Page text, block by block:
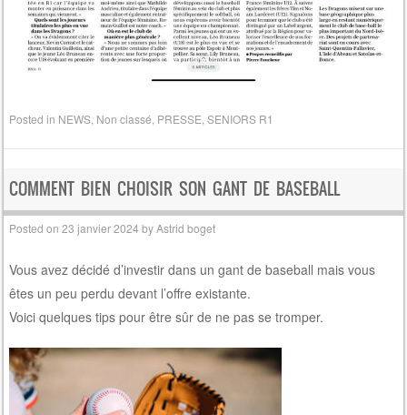
Posted in NEWS Non classé PRESSE ,SENIORS R1
COMMENT BIEN CHOISIR SON GANT DE BASEBALL
Posted on23 janvier 2024 byAstrid boget
Vous avez décidé d’investir dans un gant de baseball mais vous
êtes un peu perdu devant l’offre existante.
Voici quelques tips pour être sûr de ne pas se tromper.